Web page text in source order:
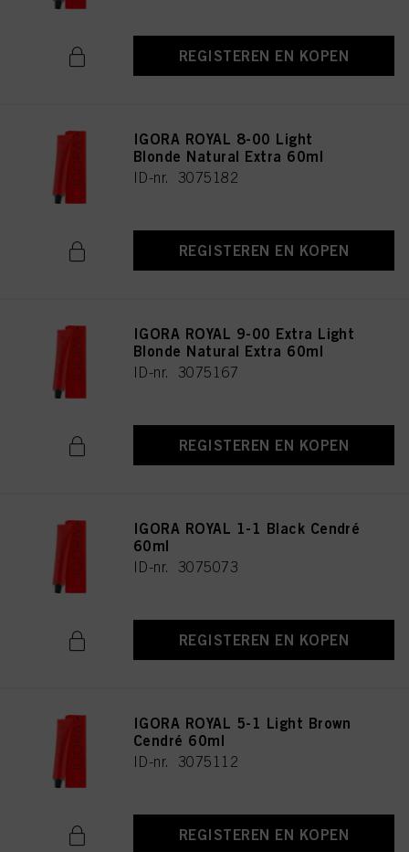
REGISTEREN EN KOPEN
IGORA ROYAL 8-00 Light
Blonde Natural Extra 60ml
ID-nr. 3075182
REGISTEREN EN KOPEN
IGORA ROYAL 9-00 Extra Light
Blonde Natural Extra 60ml
ID-nr. 3075167
REGISTEREN EN KOPEN
IGORA ROYAL 1-1 Black Cendré
60ml
ID-nr. 3075073
REGISTEREN EN KOPEN
IGORA ROYAL 5-1 Light Brown
Cendré 60ml
ID-nr. 3075112
REGISTEREN EN KOPEN